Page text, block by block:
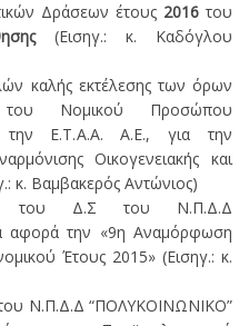
Δράσεων έτους 2016 του
(Εισηγ.: κ. Καδόγλου
καλής εκτέλεσης των όρων
Νομικού Προσώπου
Ε.Τ.Α.Α. Α.Ε., για την
Οικογενειακής και
κ. Βαμβακερός Αντώνιος)
του Δ.Σ του Ν.Π.Δ.Δ
αφορά την «9η Αναμόρφωση
Έτους 2015» (Εισηγ.: κ.
Ν.Π.Δ.Δ “ΠΟΛΥΚΟΙΝΩΝΙΚΟ”